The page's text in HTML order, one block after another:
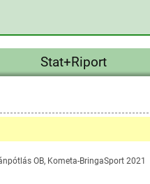
Stat+Riport
OB, Kometa-BringaSport 2021